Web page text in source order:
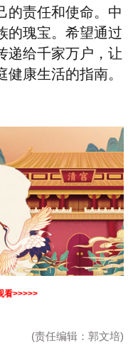
的责任和使命。中
的瑰宝。希望通过
递给千家万户，让
康生活的指南。
看>>>>>
(责任编辑：郭文培)